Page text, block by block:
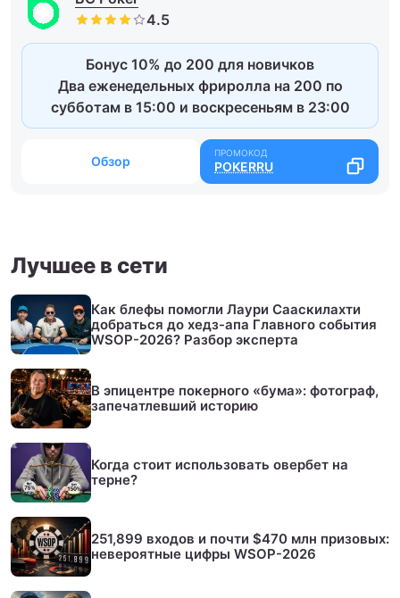
Бонус 10% до 200 для новичков
Два еженедельных фриролла на 200 по
субботам в 15:00 и воскресеньям в 23:00
Обзор POKERRU
Лучшее в сети
Как блефы помогли Лаури Сааскилахти
добраться до хедз-апа Главного события
WSOP-2026? Разбор эксперта
В эпицентре покерного «бума»: фотограф,
запечатлевший историю
Когда стоит использовать овербет на
терне?
251,899 входов и почти $470 млн призовых:
невероятные цифры WSOP-2026